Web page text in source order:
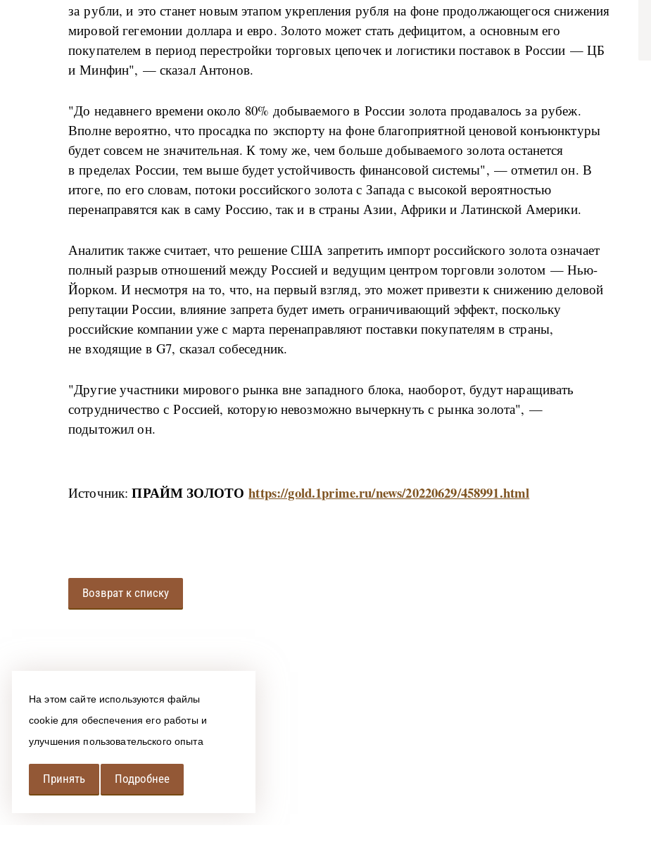
На этом сайте используются файлы
cookie для обеспечения его работы и
улучшения пользовательского опыта
Принять Подробнее
за рубли, и это станет новым этапом укрепления рубля на фоне продолжающегося снижения
мировой гегемонии доллара и евро. Золото может стать дефицитом, а основным его
покупателем в период перестройки торговых цепочек и логистики поставок в России — ЦБ
и Минфин", — сказал Антонов.
"До недавнего времени около 80% добываемого в России золота продавалось за рубеж.
Вполне вероятно, что просадка по экспорту на фоне благоприятной ценовой конъюнктуры
будет совсем не значительная. К тому же, чем больше добываемого золота останется
в пределах России, тем выше будет устойчивость финансовой системы", — отметил он. В
итоге, по его словам, потоки российского золота с Запада с высокой вероятностью
перенаправятся как в саму Россию, так и в страны Азии, Африки и Латинской Америки.
Аналитик также считает, что решение США запретить импорт российского золота означает
полный разрыв отношений между Россией и ведущим центром торговли золотом — Нью-
Йорком. И несмотря на то, что, на первый взгляд, это может привезти к снижению деловой
репутации России, влияние запрета будет иметь ограничивающий эффект, поскольку
российские компании уже с марта перенаправляют поставки покупателям в страны,
не входящие в G7, сказал собеседник.
"Другие участники мирового рынка вне западного блока, наоборот, будут наращивать
сотрудничество с Россией, которую невозможно вычеркнуть с рынка золота", —
подытожил он.
Источник:ПРАЙМ ЗОЛОТОhttps://gold.1prime.ru/news/20220629/458991.html
Возврат к списку